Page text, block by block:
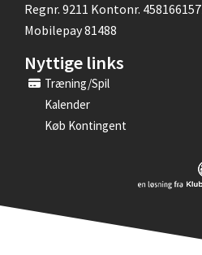
Regnr. 9211 Kontonr.
Mobilepay 81488
Nyttige links
Træning/spil
Kalender
Køb Kontingent